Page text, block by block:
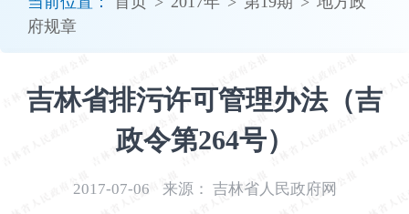
府规章
吉林省排污许可管理办法（吉
政令第264号）
2017-07-06 来源： 吉林省人民政府网
加